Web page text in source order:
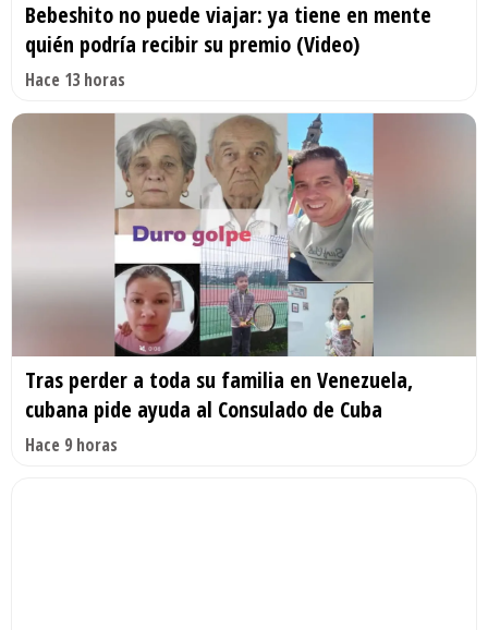
Bebeshito no puede viajar: ya tiene en mente
quién podría recibir su premio (Video)
Hace 13 horas
Tras perder a toda su familia en Venezuela,
cubana pide ayuda al Consulado de Cuba
Hace 9 horas